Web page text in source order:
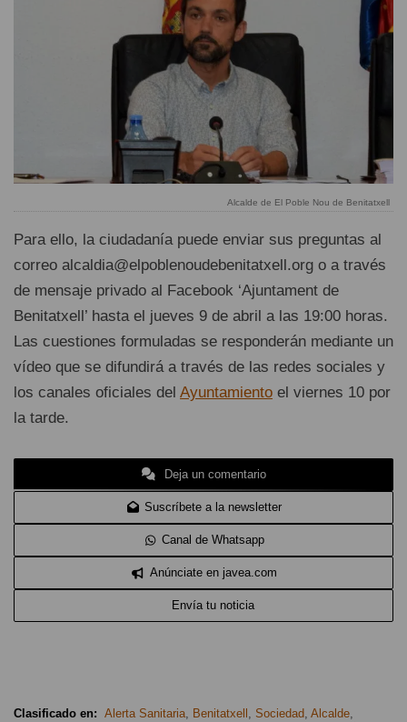
Alcalde de El Poble Nou de Benitatxell
Para ello, la ciudadanía puede enviar sus preguntas al
correo alcaldia@elpoblenoudebenitatxell.org o a través
de mensaje privado al Facebook ‘Ajuntament de
Benitatxell’ hasta el jueves 9 de abril a las 19:00 horas.
Las cuestiones formuladas se responderán mediante un
vídeo que se difundirá a través de las redes sociales y
los canales oficiales del Ayuntamiento el viernes 10 por
la tarde.
Deja un comentario
Suscríbete a la newsletter
Canal de Whatsapp
Anúnciate en javea.com
Envía tu noticia
Clasificado en: Alerta Sanitaria, Benitatxell , Sociedad, Alcalde,